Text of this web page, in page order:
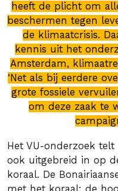
heeft de plicht om
beschermen tegen
de klimaatcrisis.
kennis uit het
Amsterdam,
‘Net als bij eerdere
grote fossiele
om deze zaak te
Het VU-onderzoek telt
ook uitgebreid in op
koraal. De